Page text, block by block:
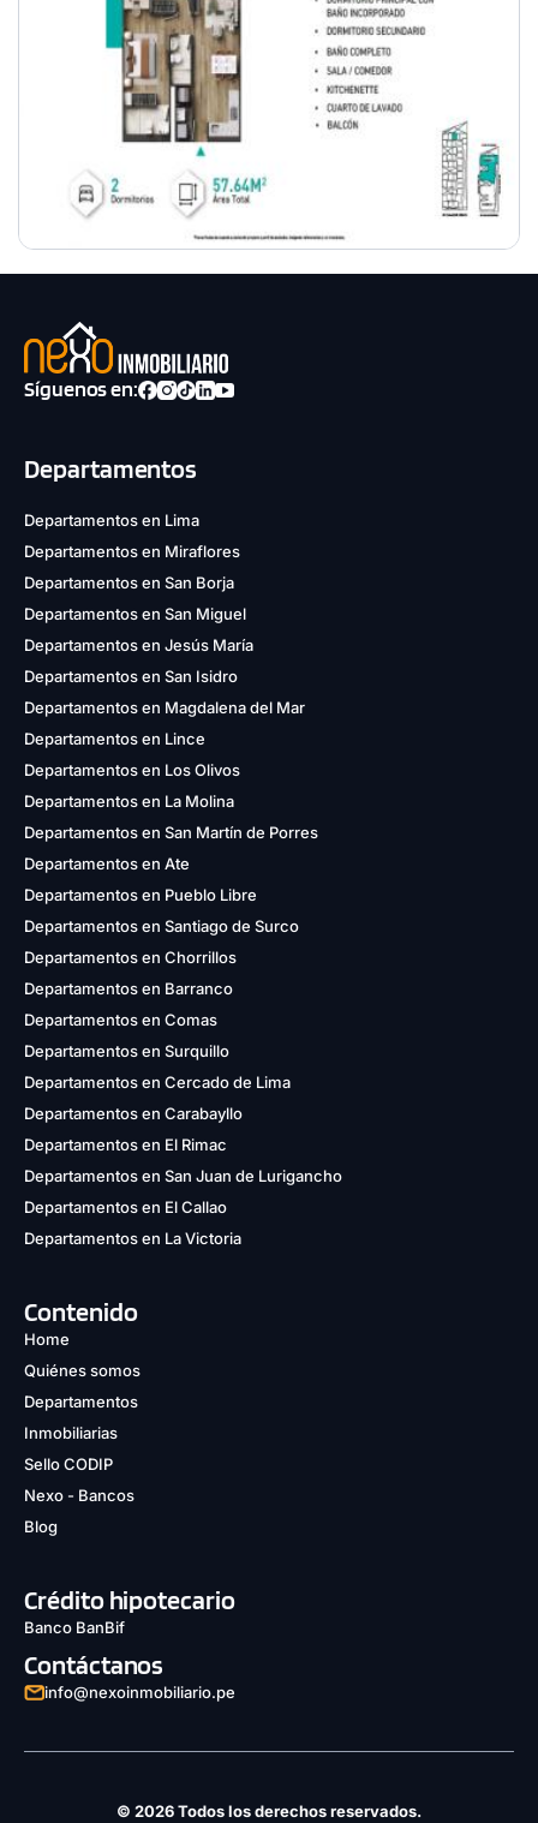
Síguenos en:
Departamentos
Departamentos en Lima
Departamentos en Miraflores
Departamentos en San Borja
Departamentos en San Miguel
Departamentos en Jesús María
Departamentos en San Isidro
Departamentos en Magdalena del Mar
Departamentos en Lince
Departamentos en Los Olivos
Departamentos en La Molina
Departamentos en San Martín de Porres
Departamentos en Ate
Departamentos en Pueblo Libre
Departamentos en Santiago de Surco
Departamentos en Chorrillos
Departamentos en Barranco
Departamentos en Comas
Departamentos en Surquillo
Departamentos en Cercado de Lima
Departamentos en Carabayllo
Departamentos en El Rimac
Departamentos en San Juan de Lurigancho
Departamentos en El Callao
Departamentos en La Victoria
Contenido
Home
Quiénes somos
Departamentos
Inmobiliarias
Sello CODIP
Nexo - Bancos
Blog
Crédito hipotecario
Banco BanBif
Contáctanos
info@nexoinmobiliario.pe
© 2026 Todos los derechos reservados.